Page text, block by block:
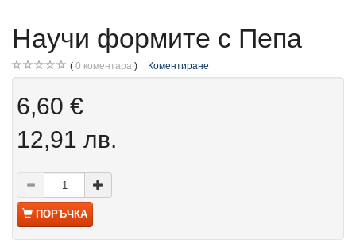
Научи формите с Пепа
0 коментара Коментиране
6,60 €
12,91 лв.
ПОРЪЧКА